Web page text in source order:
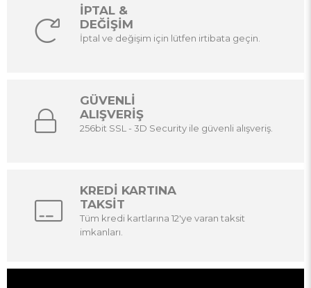
İPTAL &
DEĞİŞİM
İptal ve değişim için lütfen irtibata geçin.
GÜVENLİ
ALIŞVERİŞ
256bit SSL - 3D Security ile güvenli alışveriş.
KREDİ KARTINA
TAKSİT
Tüm kredi kartlarına 12'ye varan taksit
imkanları.